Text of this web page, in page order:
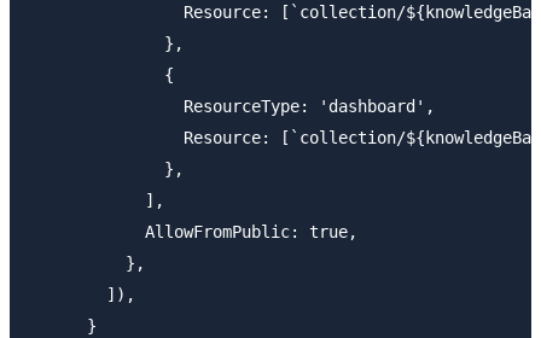
Resource: [`collection/
              },
              {
                ResourceType: 'dashboard',
Resource: [`collection/
              },
            ],
            AllowFromPublic: true,
          },
        ]),
      }